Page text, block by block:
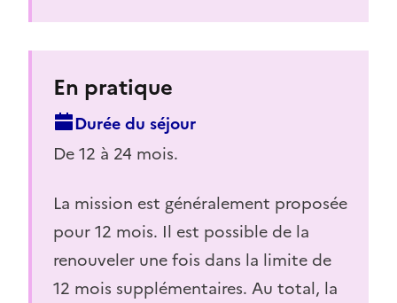
En pratique
Durée du séjour
De 12 à 24 mois.
La mission est généralement proposée
pour 12 mois. Il est possible de la
renouveler une fois dans la limite de
12 mois supplémentaires. Au total, la